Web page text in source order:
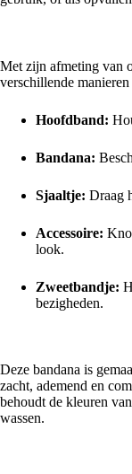
Met zijn afmeting van
verschillende manieren
Hoofdband:
Bandana:
Sjaaltje: Draag
Accessoire:
look.
Zweetbandje:
bezigheden.
Deze bandana is
zacht, ademend en
behoudt de kleuren
wassen.